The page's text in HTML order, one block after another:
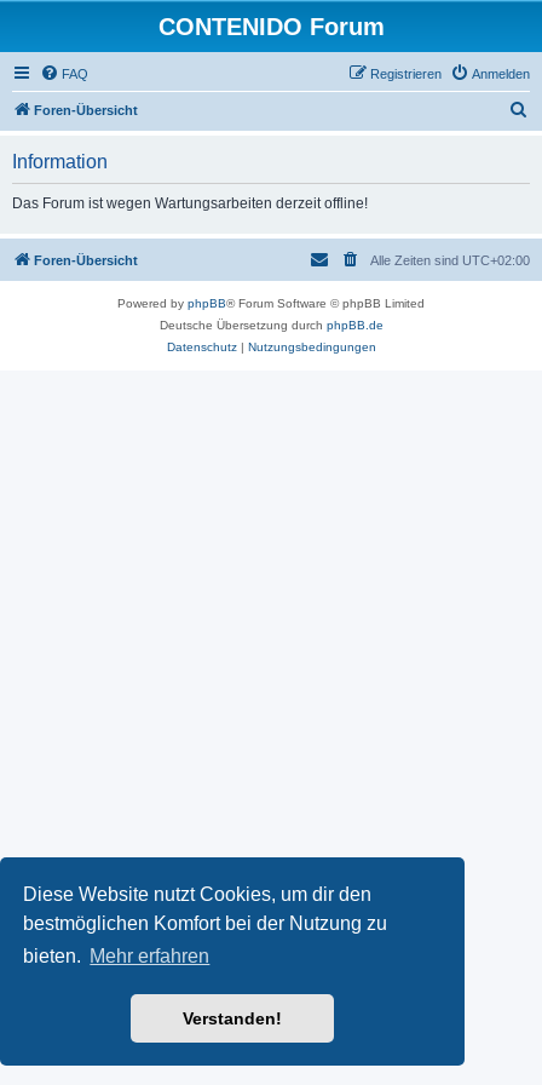
Diese Website nutzt Cookies, um dir den
bestmöglichen Komfort bei der Nutzung zu
bieten. Mehr erfahren
Verstanden!
CONTENIDO Forum
FAQ Anmelden
Registrieren
Foren-Übersicht
Information
Das Forum ist wegen Wartungsarbeiten derzeit offline!
Foren-Übersicht Alle Zeiten sind UTC+02:00
Powered by phpBB® Forum Software © phpBB Limited
Deutsche Übersetzung durch phpBB.de
Datenschutz| Nutzungsbedingungen